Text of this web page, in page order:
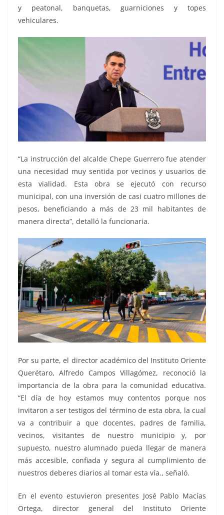
y peatonal, banquetas, guarniciones y topes
vehiculares.
“La instrucción del alcalde Chepe Guerrero fue atender
una necesidad muy sentida por vecinos y usuarios de
esta vialidad. Esta obra se ejecutó con recurso
municipal, con una inversión de casi cuatro millones de
pesos, beneficiando a más de 23 mil habitantes de
manera directa”, detalló la funcionaria.
Por su parte, el director académico del Instituto Oriente
Querétaro, Alfredo Campos Villagómez, reconoció la
importancia de la obra para la comunidad educativa.
“El día de hoy estamos muy contentos porque nos
invitaron a ser testigos del término de esta obra, la cual
va a contribuir a que docentes, padres de familia,
vecinos, visitantes de nuestro municipio y, por
supuesto, nuestro alumnado pueda llegar de manera
más accesible, confiada y segura al cumplimiento de
nuestros deberes diarios al tomar esta vía., señaló.
En el evento estuvieron presentes José Pablo Macías
Ortega, director general del Instituto Oriente